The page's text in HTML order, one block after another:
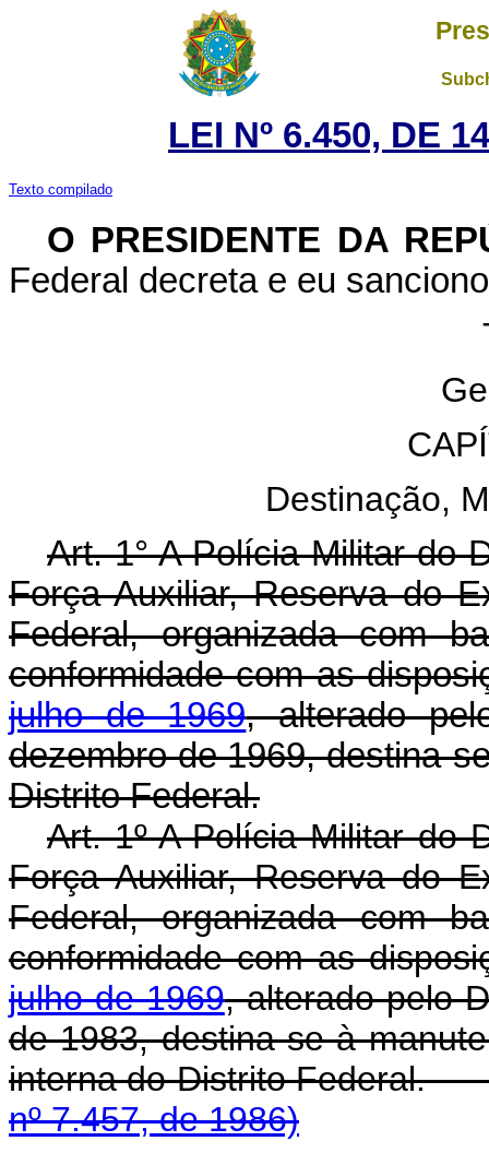
LEI Nº 6.450, DE
Texto compilado
O PRESIDENTE DA
Federal decreta e eu
Destinação,
Art. 1° A Polícia Militar do
Força Auxiliar, Reserva do
Federal, organizada com
conformidade com as
julho de 1969, alterado
dezembro de 1969, destina-
Distrito Federal.
Art. 1º A Polícia Militar do
Força Auxiliar, Reserva do
Federal, organizada com
conformidade com as
julho de 1969, alterado pelo
de 1983, destina-se à
interna do Distrito
nº 7.457, de 1986)